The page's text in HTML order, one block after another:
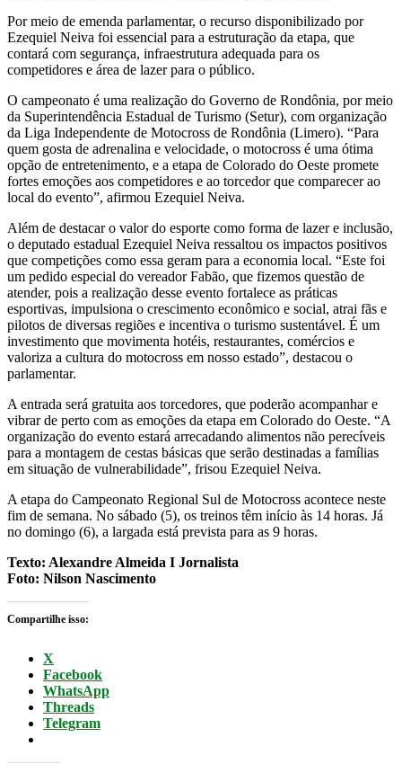
Por meio de emenda parlamentar, o recurso disponibilizado por
Ezequiel Neiva foi essencial para a estruturação da etapa, que
contará com segurança, infraestrutura adequada para os
competidores e área de lazer para o público.
O campeonato é uma realização do Governo de Rondônia, por meio
da Superintendência Estadual de Turismo (Setur), com organização
da Liga Independente de Motocross de Rondônia (Limero). “Para
quem gosta de adrenalina e velocidade, o motocross é uma ótima
opção de entretenimento, e a etapa de Colorado do Oeste promete
fortes emoções aos competidores e ao torcedor que comparecer ao
local do evento”, afirmou Ezequiel Neiva.
Além de destacar o valor do esporte como forma de lazer e inclusão,
o deputado estadual Ezequiel Neiva ressaltou os impactos positivos
que competições como essa geram para a economia local. “Este foi
um pedido especial do vereador Fabão, que fizemos questão de
atender, pois a realização desse evento fortalece as práticas
esportivas, impulsiona o crescimento econômico e social, atrai fãs e
pilotos de diversas regiões e incentiva o turismo sustentável. É um
investimento que movimenta hotéis, restaurantes, comércios e
valoriza a cultura do motocross em nosso estado”, destacou o
parlamentar.
A entrada será gratuita aos torcedores, que poderão acompanhar e
vibrar de perto com as emoções da etapa em Colorado do Oeste. “A
organização do evento estará arrecadando alimentos não perecíveis
para a montagem de cestas básicas que serão destinadas a famílias
em situação de vulnerabilidade”, frisou Ezequiel Neiva.
A etapa do Campeonato Regional Sul de Motocross acontece neste
fim de semana. No sábado (5), os treinos têm início às 14 horas. Já
no domingo (6), a largada está prevista para as 9 horas.
Texto: Alexandre Almeida I Jornalista
Foto: Nilson Nascimento
Compartilhe isso:
X
Facebook
WhatsApp
Threads
Telegram